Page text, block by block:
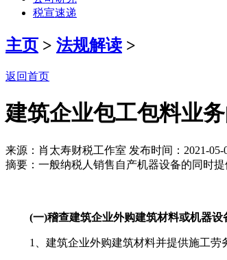
税宣速递
主页 > 法规解读 >
返回首页
建筑企业包工包料业
来源：肖太寿财税工作室 发布时间：2021-05-
摘要：一般纳税人销售自产机器设备的同时
(一)稽查建筑企业外购建筑材料或机器
1、建筑企业外购建筑材料并提供施工劳